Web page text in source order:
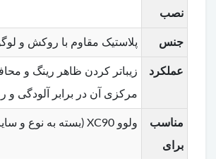
نصب
جنس پلاستیک مقاوم با روکش و
عملکرد
زیباتر کردن ظاهر رینگ و
مرکزی آن در برابر آلودگی و
مناسب
برای
ولوو XC90 (بسته به نوع و سایز رینگ)